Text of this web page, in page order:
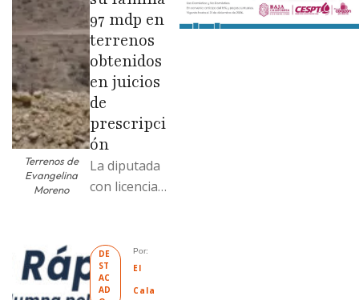
Terrenos de
Evangelina
Moreno
97 mdp en
terrenos
obtenidos
en juicios
de
prescripci
ón
La diputada
con licencia
antecedente
s de
prescripción
DE
ST
AC
AD
Por:
El
Cala